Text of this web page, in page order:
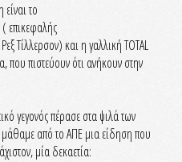
το
επικεφαλής
Τίλλερσον) και η γαλλική TOTAL
που πιστεύουν ότι ανήκουν στην
γεγονός πέρασε στα ψιλά των
από το ΑΠΕ μια είδηση που
μία δεκαετία: